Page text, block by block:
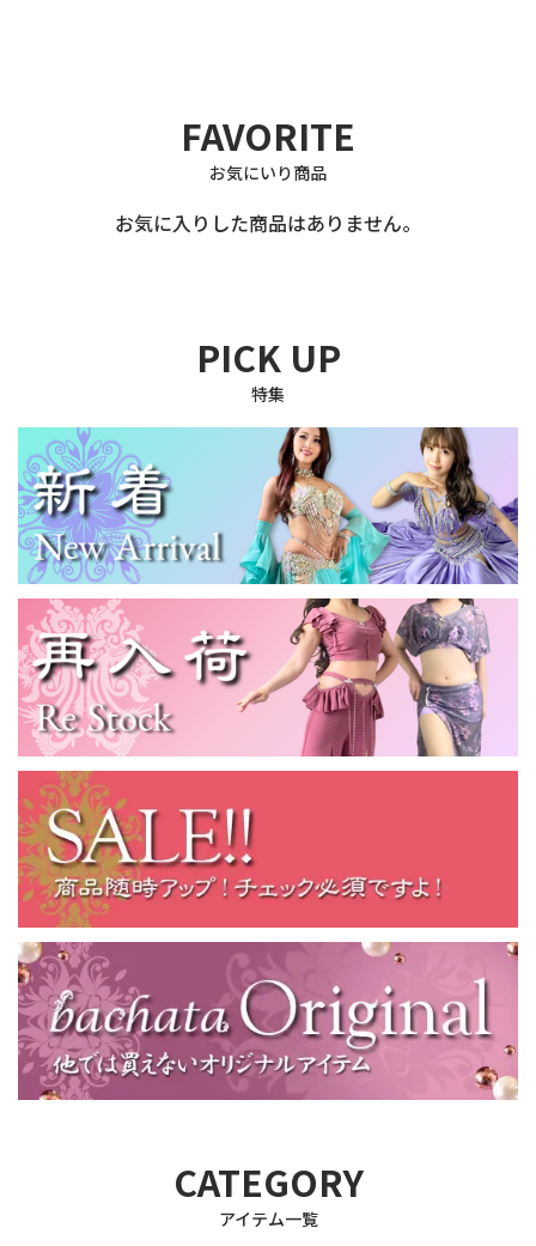
FAVORITE
お気にいり商品
お気に入りした商品はありません。
PICK UP
特集
CATEGORY
アイテム一覧